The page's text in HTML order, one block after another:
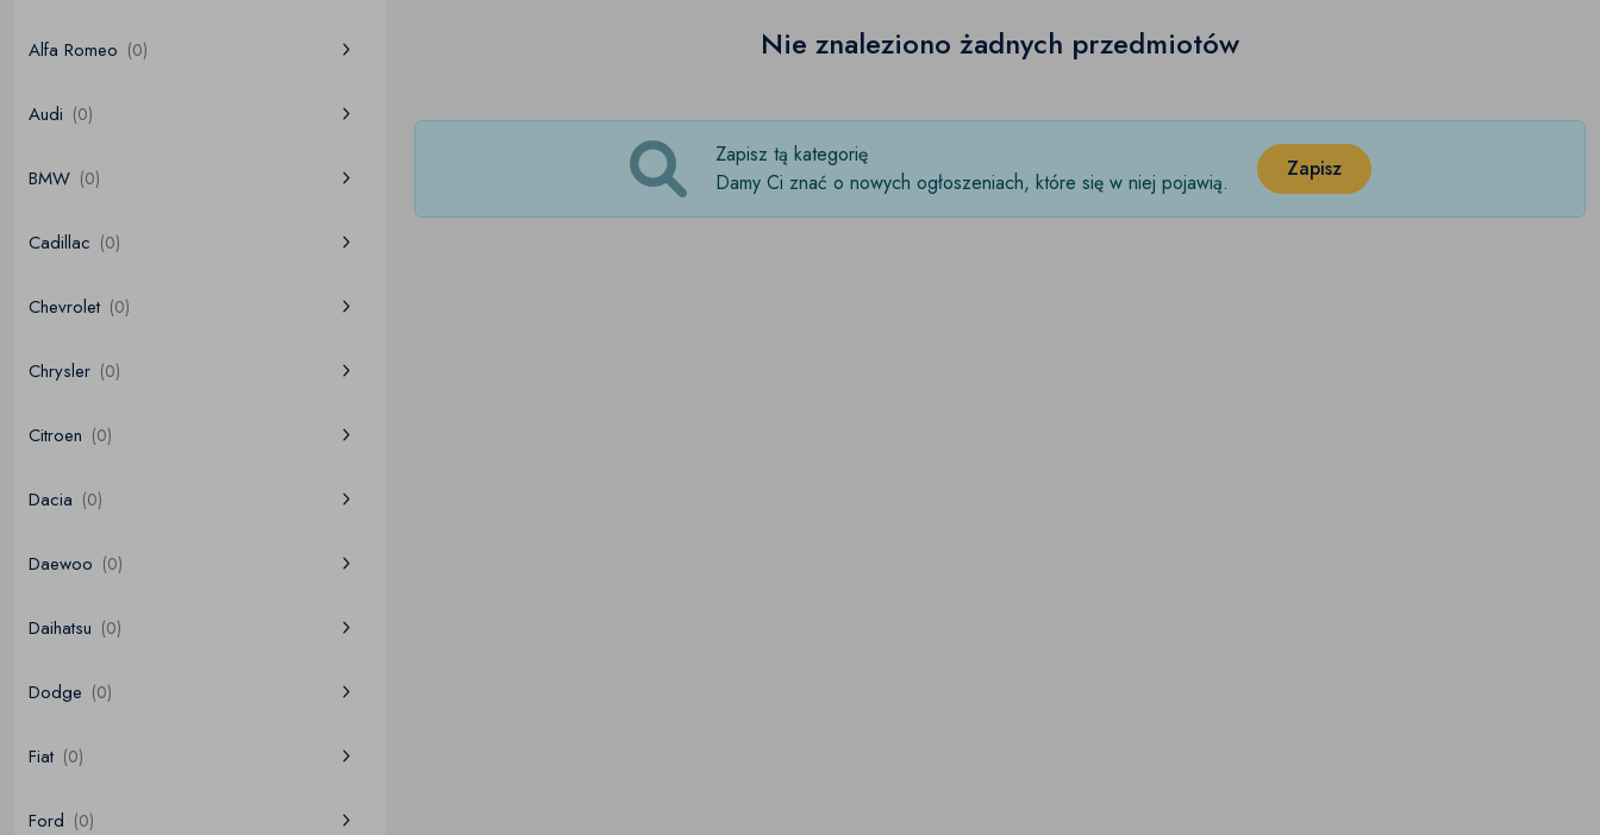
Alfa Romeo (0)
Audi (0)
BMW (0)
Cadillac (0)
Chevrolet (0)
Chrysler (0)
Citroen (0)
Dacia (0)
Daewoo (0)
Daihatsu (0)
Dodge (0)
Fiat (0)
Ford (0)
Nie znaleziono żadnych przedmiotów
Zapisz tą kategorię
Damy Ci znać o nowych ogłoszeniach, które się w niej pojawią.
Zapisz